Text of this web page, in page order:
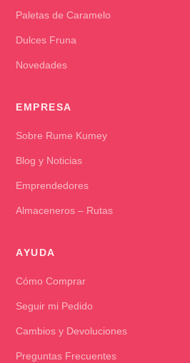
Paletas de Caramelo
Dulces Fruna
Novedades
EMPRESA
Sobre Rume Kumey
Blog y Noticias
Emprendedores
Almaceneros – Rutas
AYUDA
Cómo Comprar
Seguir mi Pedido
Cambios y Devoluciones
Preguntas Frecuentes